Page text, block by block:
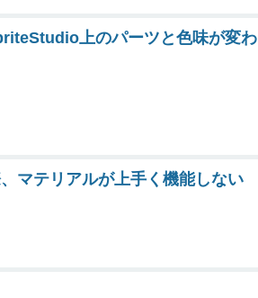
上のパーツと色味が変わ
マテリアルが上手く機能しない